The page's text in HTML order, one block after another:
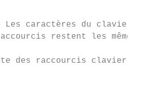
Les caractères du clavier
restent les mêmes
des raccourcis clavier